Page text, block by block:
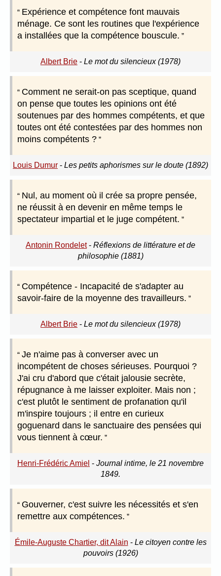
Expérience et compétence font mauvais
ménage. Ce sont les routines que l'expérience
a installées que la compétence bouscule.
Albert Brie - Le mot du silencieux (1978)
Comment ne serait-on pas sceptique, quand
on pense que toutes les opinions ont été
soutenues par des hommes compétents, et que
toutes ont été contestées par des hommes non
moins compétents ?
Louis Dumur - Les petits aphorismes sur le doute (1892)
Nul, au moment où il crée sa propre pensée,
ne réussit à en devenir en même temps le
spectateur impartial et le juge compétent.
Antonin Rondelet- Réflexions de littérature et de
philosophie (1881)
Compétence - Incapacité de s'adapter au
savoir-faire de la moyenne des travailleurs.
Albert Brie - Le mot du silencieux (1978)
Je n'aime pas à converser avec un
incompétent de choses sérieuses. Pourquoi ?
J'ai cru d'abord que c'était jalousie secrète,
répugnance à me laisser exploiter. Mais non ;
c'est plutôt le sentiment de profanation qu'il
m'inspire toujours ; il entre en curieux
goguenard dans le sanctuaire des pensées qui
vous tiennent à cœur.
Henri-Frédéric Amiel - Journal intime, le 21 novembre
1849.
Gouverner, c'est suivre les nécessités et s'en
remettre aux compétences.
Émile-Auguste Chartier, dit Alain - Le citoyen contre les
pouvoirs (1926)